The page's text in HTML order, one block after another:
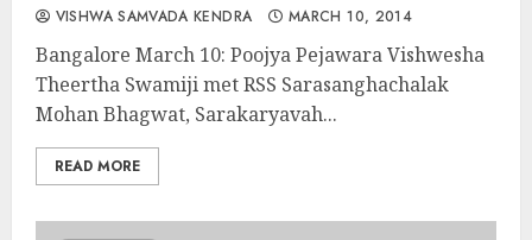
VISHWA SAMVADA KENDRA MARCH 10, 2014
Bangalore March 10: Poojya Pejawara Vishwesha
Theertha Swamiji met RSS Sarasanghachalak
Mohan Bhagwat, Sarakaryavah...
READ MORE